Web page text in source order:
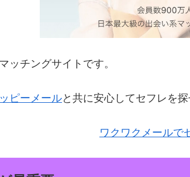
ッチングサイトです。
ピーメールと共に安心してセフレを
ワクワクメールで